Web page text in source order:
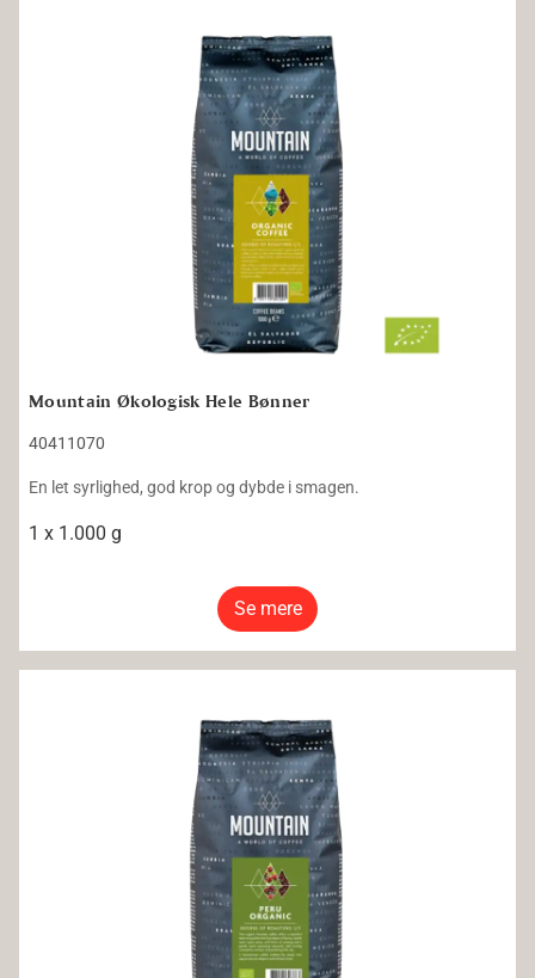
Mountain Økologisk Hele Bønner
40411070
En let syrlighed, god krop og dybde i smagen.
1 x 1.000 g
Se mere